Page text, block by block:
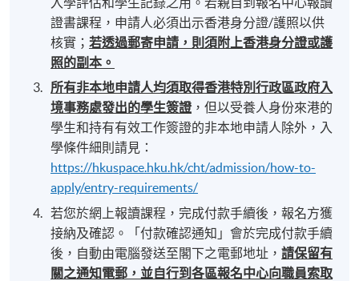
證書課程，申請人必須出示香港身分證/護照以供
核實；若透過郵寄申請，則須附上香港身分證或護
照的副本。
所有非本地申請人均須取得香港特別行政區政府入
境事務處發出的學生簽證 ，但以受養人身份來港的
學生和持有有效工作簽證的非本地申請人除外，入
學條件細則請見：
https://hkuspace.hku.hk/cht/admission/how-to-
apply/entry-requirements/
若您於網上報讀課程，完成付款手續後，報名方獲
接納及確認。「付款確認通知」會於完成付款手續
後，自動由電腦發送至閣下之電郵地址，請保留有
關之通知電郵，並自行到各區報名中心向職員索取